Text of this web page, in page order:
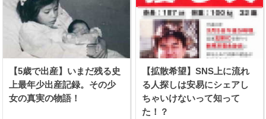
【5歳で出産】いまだ残る史
上最年少出産記録。その少
女の真実の物語！
【拡散希望】SNS上に流れ
る人探しは安易にシェアし
ちゃいけないって知って
た！？